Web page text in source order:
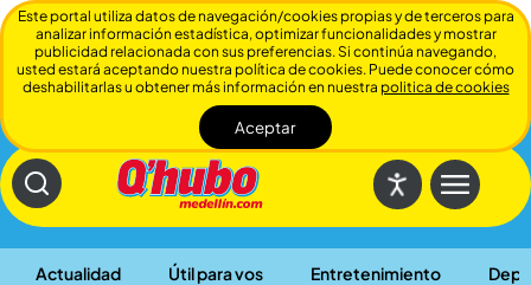
Actualidad Útil para vos Entretenimiento
Cerrar
Este portal utiliza datos de navegación/cookies propias y de terceros para
analizar información estadística, optimizar funcionalidades y mostrar
publicidad relacionada con sus preferencias. Si continúa navegando,
usted estará aceptando nuestra política de cookies. Puede conocer cómo
deshabilitarlas u obtener más información en nuestra politica de cookies
Aceptar